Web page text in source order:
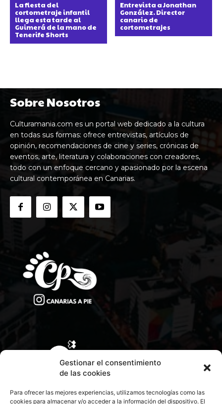
Gestionar el consentimiento
de las cookies
Para ofrecer las mejores experiencias, utilizamos tecnologías como las
cookies para almacenar y/o acceder a la información del dispositivo. El
La fiesta del
cortometraje infantil
llega esta tarde al
Guimerá de la mano de
Tenerife Shorts
Entrevista a Jonathan
González. Director
canario de
cortometrajes
Sobre Nosotros
Culturamania.com es un portal web dedicado a la cultura
en todas sus formas: ofrece entrevistas, artículos de
opinión, recomendaciones de cine y series, crónicas de
eventos, arte, literatura y colaboraciones con creadores,
todo con un enfoque cercano y apasionado por la escena
cultural contemporánea en Canarias.